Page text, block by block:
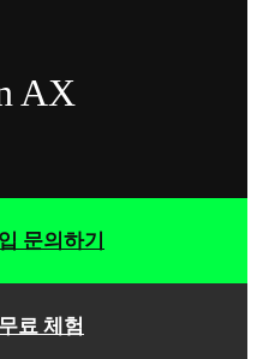
AX
무료 체험
문의하기